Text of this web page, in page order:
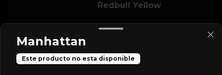
Redbull Yellow
$2.500
Manhattan
Este producto no esta disponible